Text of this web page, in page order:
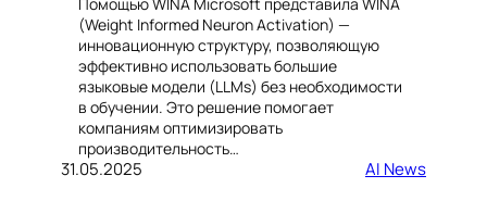
(Weight Informed Neuron Activation) —
инновационную структуру, позволяющую
эффективно использовать большие
языковые модели (LLMs) без необходимости
в обучении. Это решение помогает
компаниям оптимизировать
производительность…
31.05.2025 AI News